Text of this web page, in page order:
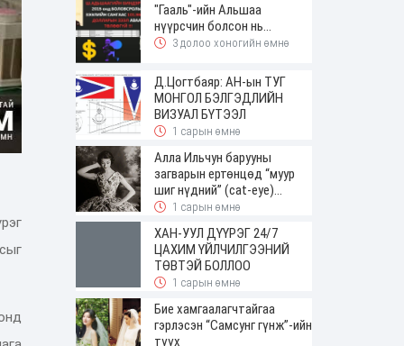
"Гааль"-ийн Альшаа
нүүрсчин болсон нь...
3 долоо хоногийн өмнө
Д.Цогтбаяр: АН-ын ТУГ
МОНГОЛ БЭЛГЭДЛИЙН
ВИЗУАЛ БҮТЭЭЛ
1 сарын өмнө
Алла Ильчун барууны
загварын ертөнцөд “муур
шиг нүдний” (cat-eye)
будалтын трендийг оруулж
1 сарын өмнө
ХАН-УУЛ ДҮҮРЭГ 24/7
ЦАХИМ ҮЙЛЧИЛГЭЭНИЙ
ТӨВТЭЙ БОЛЛОО
1 сарын өмнө
Бие хамгаалагчтайгаа
гэрлэсэн “Самсунг гүнж”-ийн
түүх